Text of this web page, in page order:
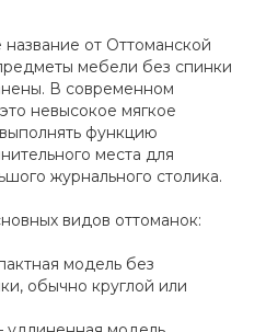
от Оттоманской
мебели без спинки
В современном
невысокое мягкое
функцию
места для
журнального столика.
видов оттоманок:
модель без
обычно круглой или